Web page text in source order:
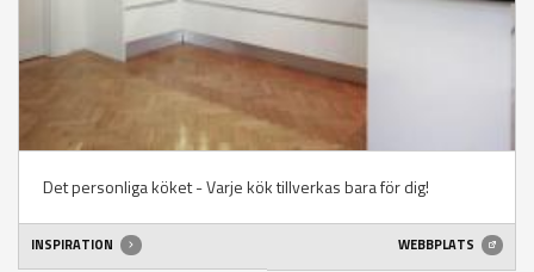
Det personliga köket - Varje kök tillverkas bara för dig!
INSPIRATION WEBBPLATS